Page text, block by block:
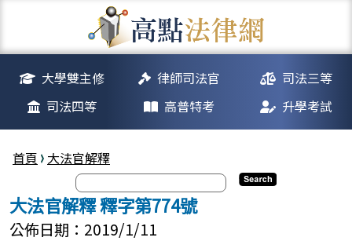
大學雙主修 律師司法官
司法三等
司法四等
高普特考 升學考試
首頁 大法官解釋
大法官解釋 釋字第774號
公佈日期：2019/1/11